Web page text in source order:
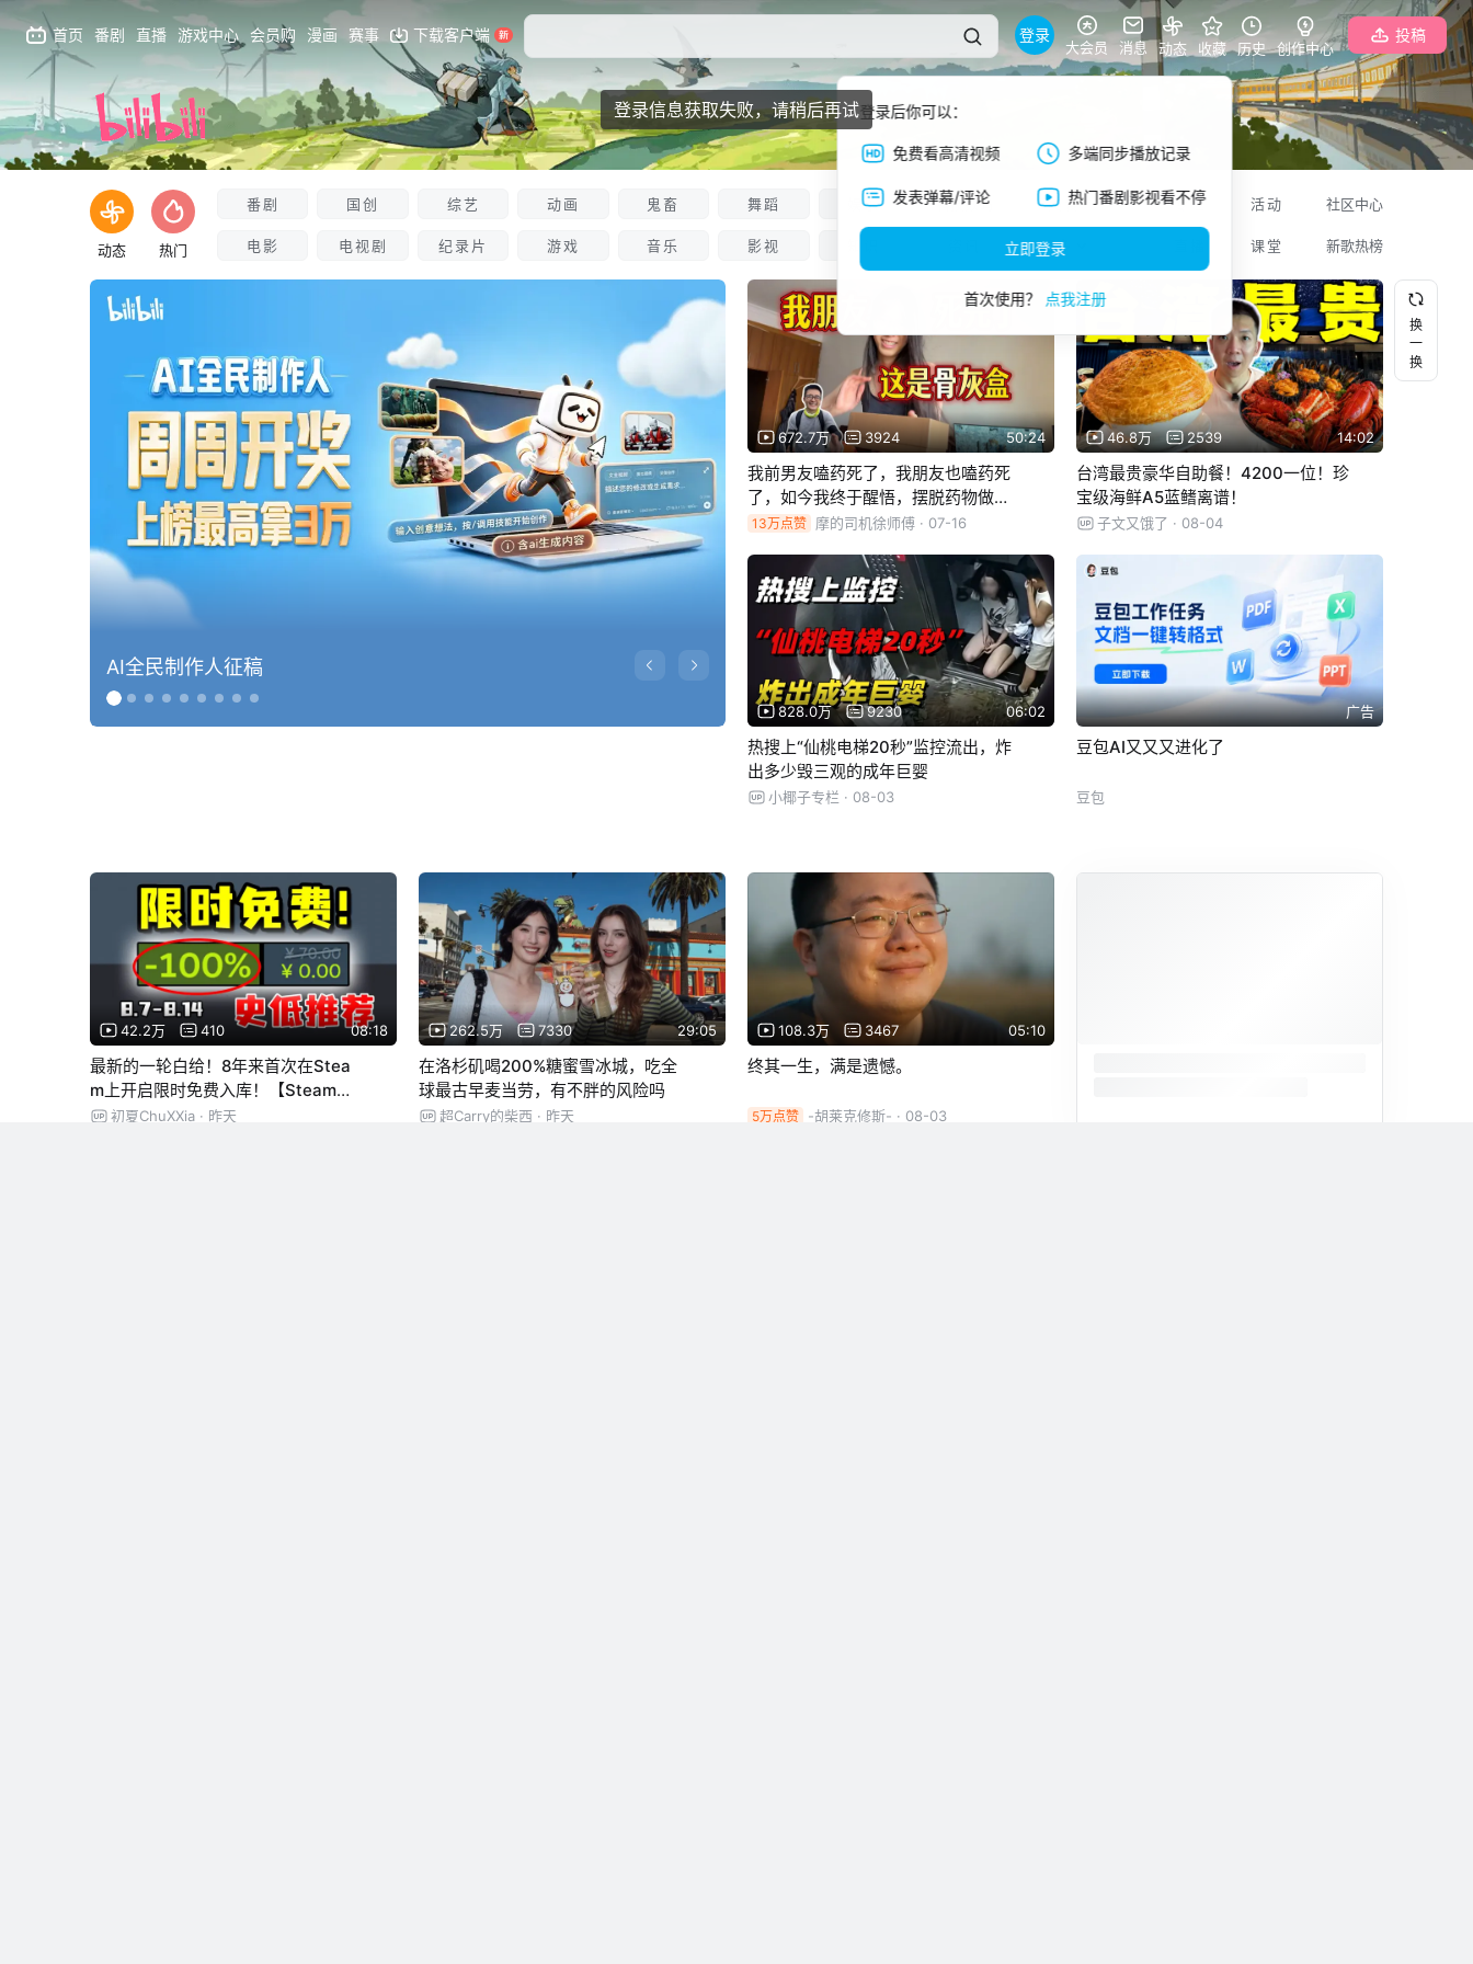
首页 番剧 直播 游戏中心 会员购 漫画 赛事 下载客户端 登录
登录后你可以：
免费看高清视频 多端同步播放记录
发表弹幕/评论 热门番剧影视看不停
立即登录
首次使用？ 点我注册
大会员 消息 动态 收藏 历史 创作中心
投稿
动态 热门
番剧
电影
国创
电视剧
综艺
纪录片
动画
游戏
鬼畜
音乐
舞蹈
影视
娱乐 科技数码 美食
更多
专栏 活动
课堂
社区中心
新歌热榜
AI全民制作人征稿
672.7万 3924 50:24
我前男友嗑药死了，我朋友也嗑药死
了，如今我终于醒悟，摆脱药物做了
一个正常人
13万点赞 摩的司机徐师傅 · 07-16
46.8万 2539 14:02
台湾最贵豪华自助餐！4200一位！珍
宝级海鲜A5蓝鳍离谱！
子文又饿了 · 08-04
828.0万 9230 06:02
热搜上“仙桃电梯20秒”监控流出，炸
出多少毁三观的成年巨婴
小椰子专栏 · 08-03
广告
豆包AI又又又进化了
豆包
42.2万 410 08:18
最新的一轮白给！8年来首次在Stea
m上开启限时免费入库！【Steam每
周史低游戏推荐】
初夏ChuXXia · 昨天
262.5万 7330 29:05
在洛杉矶喝200%糖蜜雪冰城，吃全
球最古早麦当劳，有不胖的风险吗
超Carry的柴西 · 昨天
108.3万 3467 05:10
终其一生，满是遗憾。
5万点赞 -胡莱克修斯- · 08-03
换
一
换
登录信息获取失败，请稍后再试